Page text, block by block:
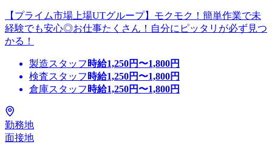
【プライム市場上場UTグループ】モクモク！簡単作業で未
経験でも安心◎お仕事たくさん！自分にピッタリが必ず見つ
かる！
製造スタッフ 時給1,250円〜1,800円
検査スタッフ 時給1,250円〜1,800円
倉庫スタッフ 時給1,250円〜1,800円
勤務地
面接地